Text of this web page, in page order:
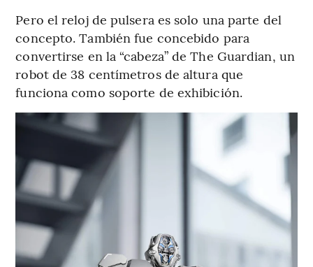
Pero el reloj de pulsera es solo una parte del
concepto. También fue concebido para
convertirse en la “cabeza” de The Guardian, un
robot de 38 centímetros de altura que
funciona como soporte de exhibición.